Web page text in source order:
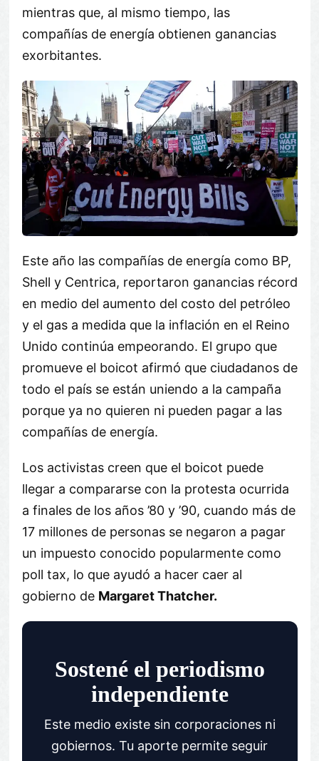
mientras que, al mismo tiempo, las
compañías de energía obtienen ganancias
exorbitantes.
Este año las compañías de energía como BP,
Shell y Centrica, reportaron ganancias récord
en medio del aumento del costo del petróleo
y el gas a medida que la inflación en el Reino
Unido continúa empeorando. El grupo que
promueve el boicot afirmó que ciudadanos de
todo el país se están uniendo a la campaña
porque ya no quieren ni pueden pagar a las
compañías de energía.
Los activistas creen que el boicot puede
llegar a compararse con la protesta ocurrida
a finales de los años ’80 y ’90, cuando más de
17 millones de personas se negaron a pagar
un impuesto conocido popularmente como
poll tax, lo que ayudó a hacer caer al
gobierno de Margaret Thatcher.
Sostené el periodismo
independiente
Este medio existe sin corporaciones ni
gobiernos. Tu aporte permite seguir